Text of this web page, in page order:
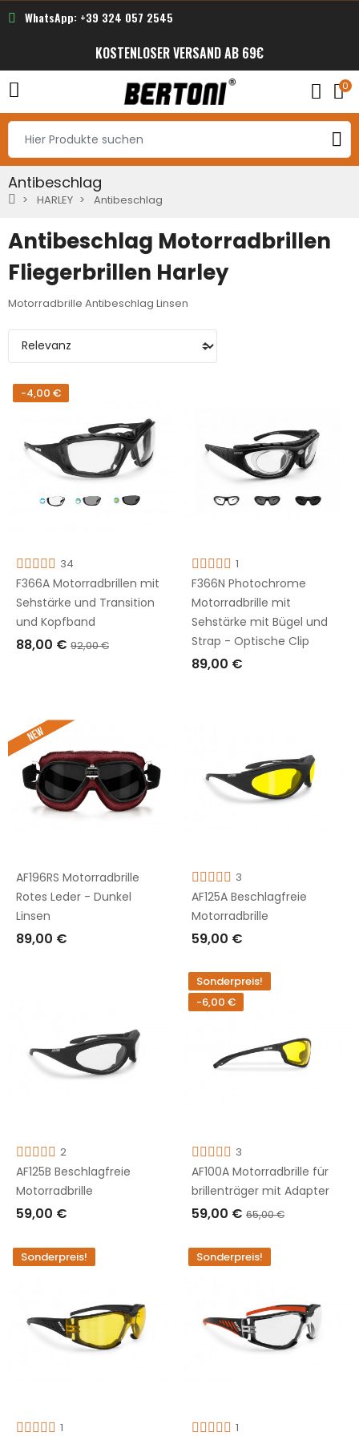
WhatsApp: +39 324 057 2545
KOSTENLOSER VERSAND AB 69€
0
Antibeschlag
HARLEY Antibeschlag
Antibeschlag Motorradbrillen
Fliegerbrillen Harley
Motorradbrille Antibeschlag Linsen
-4,00 €
34
F366A Motorradbrillen mit
Sehstärke und Transition
und Kopfband
88,00 € 92,00 €
1
F366N Photochrome
Motorradbrille mit
Sehstärke mit Bügel und
Strap - Optische Clip
89,00 €
AF196RS Motorradbrille
Rotes Leder - Dunkel
Linsen
89,00 €
3
AF125A Beschlagfreie
Motorradbrille
59,00 €
IN DEN WARENKORB LEGEN
2
AF125B Beschlagfreie
Motorradbrille
59,00 €
IN DEN WARENKORB LEGEN
Sonderpreis!
-6,00 €
3
AF100A Motorradbrille für
brillenträger mit Adapter
59,00 € 65,00 €
IN DEN WARENKORB LEGEN
Sonderpreis!
1
Sonderpreis!
1